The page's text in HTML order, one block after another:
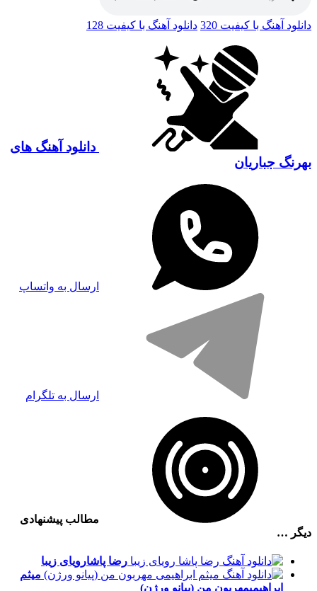
دانلود آهنگ با کیفیت 320 دانلود آهنگ با کیفیت 128
دانلود آهنگ های
بهرنگ جباریان
ارسال به واتساپ
ارسال به تلگرام
مطالب پیشنهادی
دیگر …
رضا پاشارویای زیبا
میثم
ابراهیمیمهربون من (پیانو ورژن)